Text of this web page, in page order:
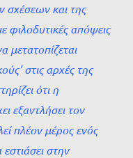
σχέσεων και της
φιλοδυτικές απόψεις
μετατοπίζεται
στις αρχές της
ότι η
εξαντλήσει τον
πλέον μέρος ενός
στην